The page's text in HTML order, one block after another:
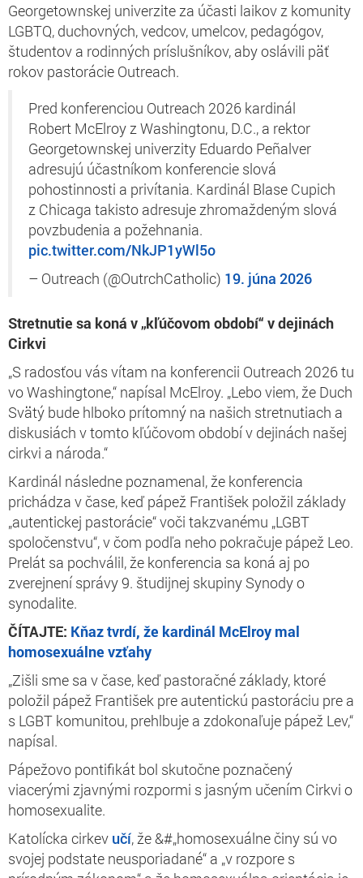
Georgetownskej univerzite za účasti laikov z komunity
LGBTQ, duchovných, vedcov, umelcov, pedagógov,
študentov a rodinných príslušníkov, aby oslávili päť
rokov pastorácie Outreach.
Pred konferenciou Outreach 2026 kardinál
Robert McElroy z Washingtonu, D.C., a rektor
Georgetownskej univerzity Eduardo Peñalver
adresujú účastníkom konferencie slová
pohostinnosti a privítania. Kardinál Blase Cupich
z Chicaga takisto adresuje zhromaždeným slová
povzbudenia a požehnania.
pic.twitter.com/NkJP1yWl5o
– Outreach (@OutrchCatholic) 19. júna 2026
Stretnutie sa koná v „kľúčovom období“ v dejinách
Cirkvi
„S radosťou vás vítam na konferencii Outreach 2026 tu
vo Washingtone,“ napísal McElroy. „Lebo viem, že Duch
Svätý bude hlboko prítomný na našich stretnutiach a
diskusiách v tomto kľúčovom období v dejinách našej
cirkvi a národa.“
Kardinál následne poznamenal, že konferencia
prichádza v čase, keď pápež František položil základy
„autentickej pastorácie“ voči takzvanému „LGBT
spoločenstvu“, v čom podľa neho pokračuje pápež Leo.
Prelát sa pochválil, že konferencia sa koná aj po
zverejnení správy 9. študijnej skupiny Synody o
synodalite.
ČÍTAJTE: Kňaz tvrdí, že kardinál McElroy mal
homosexuálne vzťahy
„Zišli sme sa v čase, keď pastoračné základy, ktoré
položil pápež František pre autentickú pastoráciu pre a
s LGBT komunitou, prehlbuje a zdokonaľuje pápež Lev,“
napísal.
Pápežovo pontifikát bol skutočne poznačený
viacerými zjavnými rozpormi s jasným učením Cirkvi o
homosexualite.
Katolícka cirkev učí, že &#„homosexuálne činy sú vo
svojej podstate neusporiadané“ a „v rozpore s